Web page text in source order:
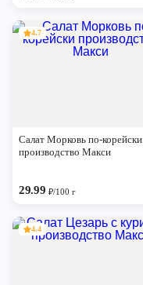
4.7
Салат Морковь по-корейски
производство Макси
29.99₽/100 г
4.4